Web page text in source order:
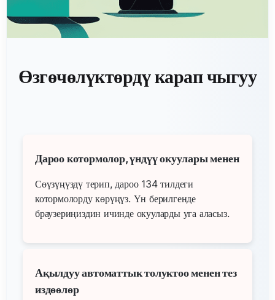
Өзгөчөлүктөрдү карап чыгуу
Дароо котормолор, үндүү окуулары менен
Сөүзүңүздү терип, дароо 134 тилдеги
котормолорду көрүңүз. Үн берилгенде
браузериңиздин ичинде окууларды уга аласыз.
Ақылдуу автоматтык толуктоо менен тез
издөөлөр